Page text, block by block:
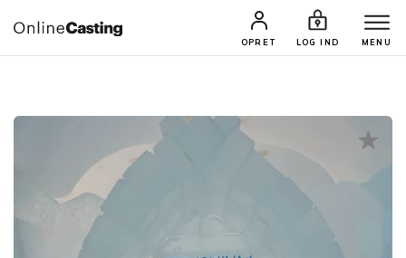
OPRET LOG IND MENU
CASTINGS & JOBS SØG PROFIL